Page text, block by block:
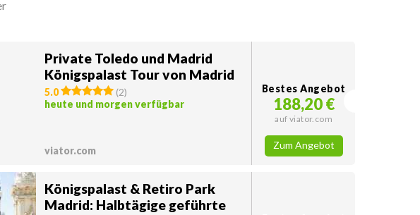
Private Toledo und Madrid
Königspalast Tour von Madrid
5.0 (2)
heute und morgen verfügbar
viator.com
Bestes Angebot
188,20 €
auf viator.com
Zum Angebot
Königspalast & Retiro Park
Madrid: Halbtägige geführte